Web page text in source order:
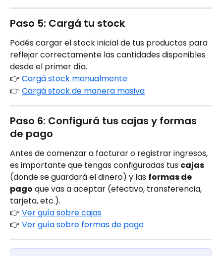
Paso 5: Cargá tu stock
Podés cargar el stock inicial de tus productos para
reflejar correctamente las cantidades disponibles
desde el primer día.
👉 Cargá stock manualmente
👉 Cargá stock de manera masiva
Paso 6: Configurá tus cajas y formas
de pago
Antes de comenzar a facturar o registrar ingresos,
es importante que tengas configuradas tus cajas
(donde se guardará el dinero) y las formas de
pago que vas a aceptar (efectivo, transferencia,
tarjeta, etc.).
👉 Ver guía sobre cajas
👉 Ver guía sobre formas de pago